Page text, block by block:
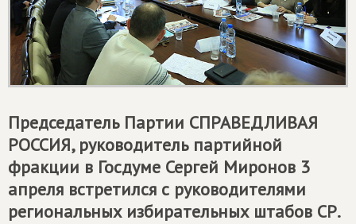
Председатель Партии СПРАВЕДЛИВАЯ
РОССИЯ, руководитель партийной
фракции в Госдуме Сергей Миронов 3
апреля встретился с руководителями
региональных избирательных штабов СР.